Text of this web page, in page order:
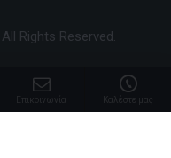
Rights Reserved.
Επικοινωνία Καλέστε μας